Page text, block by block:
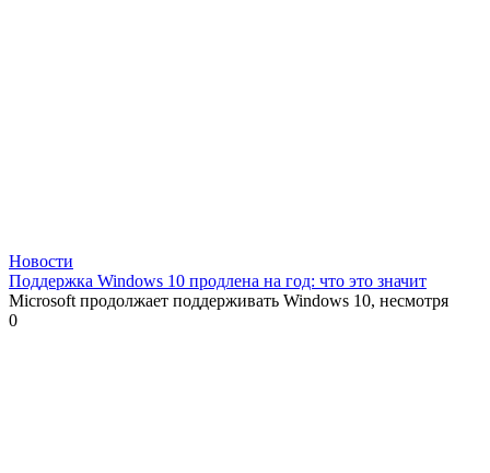
Новости
Поддержка Windows 10 продлена на год: что это значит
Microsoft продолжает поддерживать Windows 10, несмотря
0